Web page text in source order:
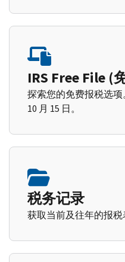
IRS Free File (
探索您的免费报税选项
10 月 15 日。
税务记录
获取当前及往年的报税